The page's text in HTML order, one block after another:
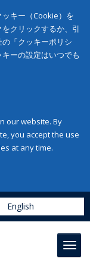
キー（Cookie）を
クリックするか、引
「クッキーポリシ
ーの設定はいつでも
our website. By
you accept the use
at any time.
English